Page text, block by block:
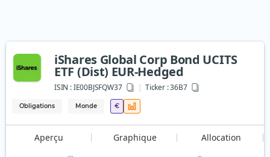
iShares Global Corp Bond UCITS
ETF (Dist) EUR-Hedged
ISIN :IE00BJSFQW37 Ticker :36B7
Obligations Monde €
Aperçu Graphique Allocation